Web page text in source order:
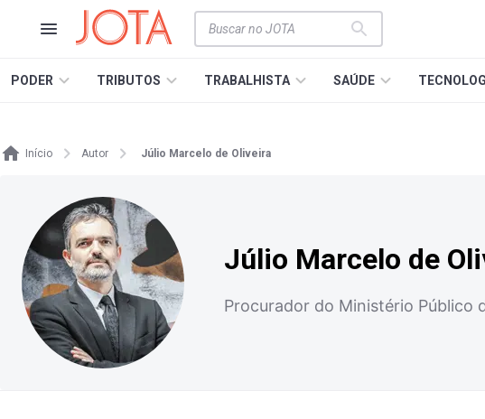
PODER TRIBUTOS TRABALHISTA SAÚDE
Início Autor Júlio Marcelo de Oliveira
Júlio Marcelo de
Procurador do Ministério Público